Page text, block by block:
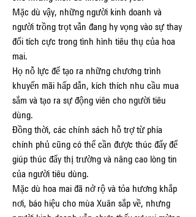
Mặc dù vậy, những người kinh doanh và
người trồng trọt vẫn đang hy vọng vào sự thay
đổi tích cực trong tình hình tiêu thụ của hoa
mai.
Họ nỗ lực để tạo ra những chương trình
khuyến mãi hấp dẫn, kích thích nhu cầu mua
sắm và tạo ra sự động viên cho người tiêu
dùng.
Đồng thời, các chính sách hỗ trợ từ phía
chính phủ cũng có thể cần được thúc đẩy để
giúp thúc đẩy thị trường và nâng cao lòng tin
của người tiêu dùng.
Mặc dù hoa mai đã nở rộ và tỏa hương khắp
nơi, báo hiệu cho mùa Xuân sắp về, nhưng